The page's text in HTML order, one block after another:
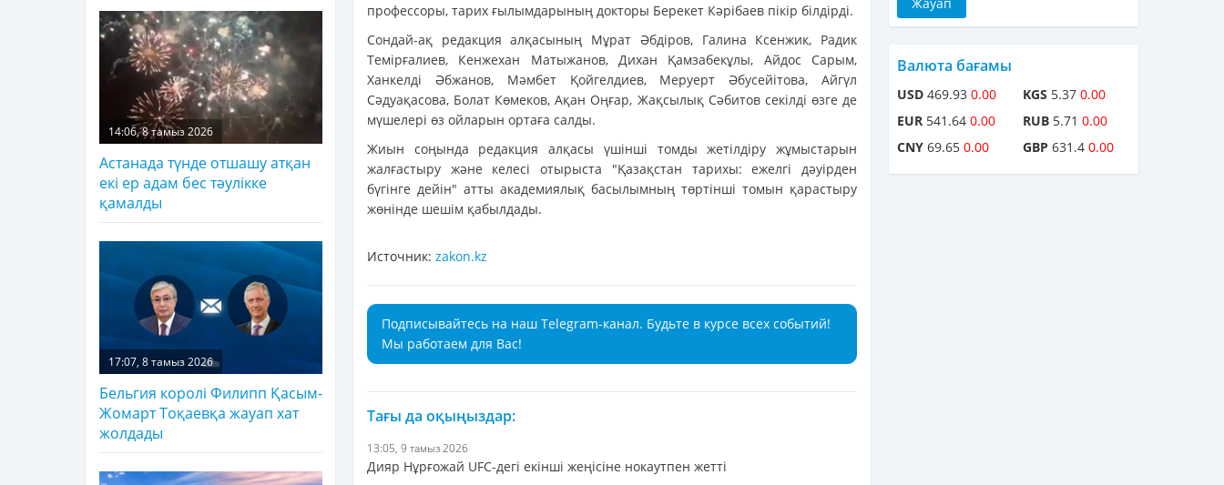
профессоры, тарих ғылымдарының докторы Берекет Кәрібаев пікір білдірді.
Сондай-ақ редакция алқасының Мұрат Әбдіров, Галина Ксенжик, Радик
Темірғалиев, Кенжехан Матыжанов, Дихан Қамзабекұлы, Айдос Сарым,
Ханкелді Әбжанов, Мәмбет Қойгелдиев, Меруерт Әбусейітова, Айгүл
Сәдуақасова, Болат Көмеков, Ақан Оңғар, Жақсылық Сәбитов секілді өзге де
мүшелері өз ойларын ортаға салды.
Жиын соңында редакция алқасы үшінші томды жетілдіру жұмыстарын
жалғастыру және келесі отырыста "Қазақстан тарихы: ежелгі дәуірден
бүгінге дейін" атты академиялық басылымның төртінші томын қарастыру
жөнінде шешім қабылдады.
Источник: zakon.kz
Подписывайтесь на наш Telegram-канал. Будьте в курсе всех событий!
Мы работаем для Вас!
Тағы да оқыңыздар:
13:05, 9 тамыз 2026
Дияр Нұрғожай UFC-дегі екінші жеңісіне нокаутпен жетті
14:06, 8 тамыз 2026
Астанада түнде отшашу атқан
екі ер адам бес тәулікке
қамалды
17:07, 8 тамыз 2026
Бельгия королі Филипп Қасым-
Жомарт Тоқаевқа жауап хат
жолдады
Валюта бағамы
USD 469.93 0.00
EUR 541.64 0.00
CNY 69.65 0.00
KGS 5.37 0.00
RUB 5.71 0.00
GBP 631.4 0.00